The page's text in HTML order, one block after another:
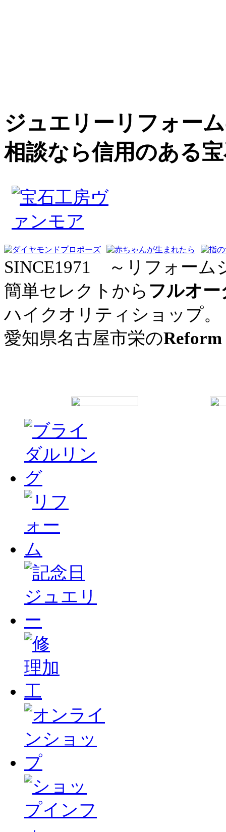
ジュエリーリフォーム
相談なら信用のある
SINCE1971 ～リフォーム
簡単セレクトから フルオ
ハイクオリティショップ。
愛知県名古屋市栄の